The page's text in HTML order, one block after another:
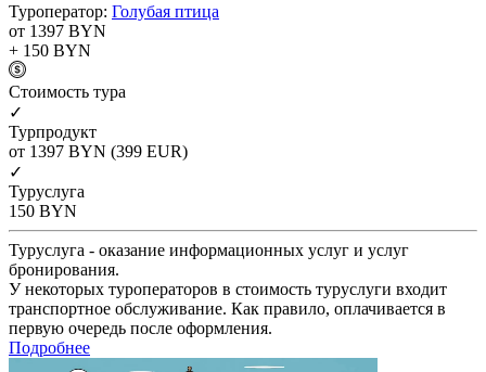
Туроператор: Голубая птица
от 1397 BYN
+ 150 BYN
Cтоимость тура
✓
Турпродукт
от 1397 BYN (399 EUR)
✓
Туруслуга
150 BYN
Туруслуга - оказание информационных услуг и услуг
бронирования.
У некоторых туроператоров в стоимость туруслуги входит
транспортное обслуживание. Как правило, оплачивается в
первую очередь после оформления.
Подробнее